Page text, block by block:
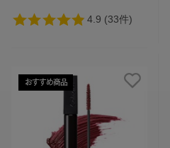
おすすめ商品